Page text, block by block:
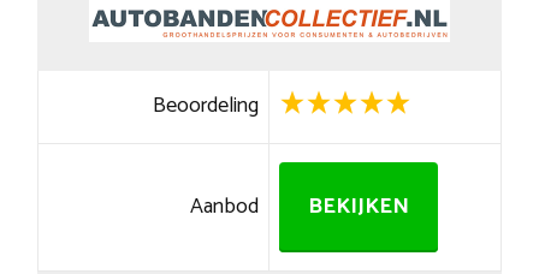
Beoordeling
Aanbod BEKIJKEN